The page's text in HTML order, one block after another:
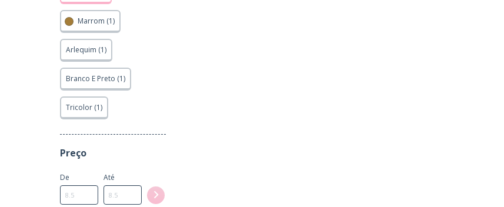
Marrom (1)
Arlequim (1)
Branco E Preto (1)
Tricolor (1)
Preço
De Até